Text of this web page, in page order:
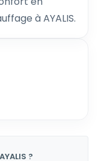
à AYALIS.
?